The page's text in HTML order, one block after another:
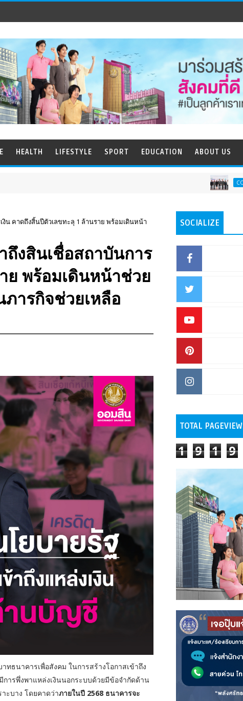
HEALTH LIFESTYLE SPORT EDUCATION ABOUT US
COMMERCE อิ
น คาดถึงสิ้นปีตัวเลขทะลุ 1 ล้านราย พร้อมเดินหน้า
ถึงสินเชื่อสถาบันการ
ย พร้อมเดินหน้าช่วย
ารกิจช่วยเหลือ
ธนาคารเพื่อสังคม ในการสร้างโอกาสเข้าถึง
การพึ่งพาแหล่งเงินนอกระบบด้วยมีข้อจำกัดด้าน
ะบาง โดยคาดว่าภายในปี 2568 ธนาคารจะ
SOCIALIZE
TOTAL
1 9 1 9